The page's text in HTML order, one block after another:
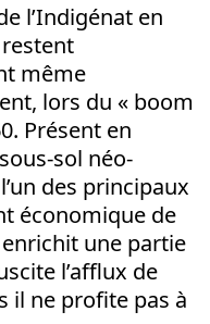
l’Indigénat en
même
lors du « boom
Présent en
sol néo-
des principaux
économique de
une partie
l’afflux de
il ne profite pas à